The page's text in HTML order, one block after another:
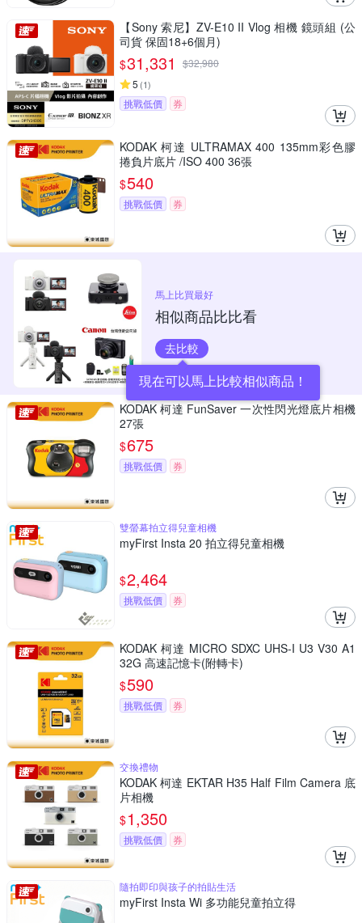
【Sony 索尼】ZV-E10 II Vlog 相機 鏡頭組 (公
司貨 保固18+6個月)
$31,331 $32,980
5 (1)
挑戰低價 券
KODAK 柯達 ULTRAMAX 400 135mm彩色膠
捲負片底片 /ISO 400 36張
$540
挑戰低價 券
馬上比買最好
相似商品比比看
去比較
現在可以馬上比較相似商品！
KODAK 柯達 FunSaver 一次性閃光燈底片相機
27張
$675
挑戰低價 券
雙螢幕拍立得兒童相機
myFirst Insta 20 拍立得兒童相機
$2,464
挑戰低價 券
KODAK 柯達 MICRO SDXC UHS-I U3 V30 A1
32G 高速記憶卡(附轉卡)
$590
挑戰低價 券
交換禮物
KODAK 柯達 EKTAR H35 Half Film Camera 底
片相機
$1,350
挑戰低價 券
隨拍即印與孩子的拍貼生活
myFirst Insta Wi 多功能兒童拍立得